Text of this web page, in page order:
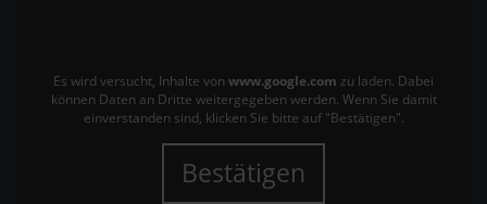
Es wird versucht, Inhalte von www.google.com zu laden. Dabei
können Daten an Dritte weitergegeben werden. Wenn Sie damit
einverstanden sind, klicken Sie bitte auf "Bestätigen".
Bestätigen